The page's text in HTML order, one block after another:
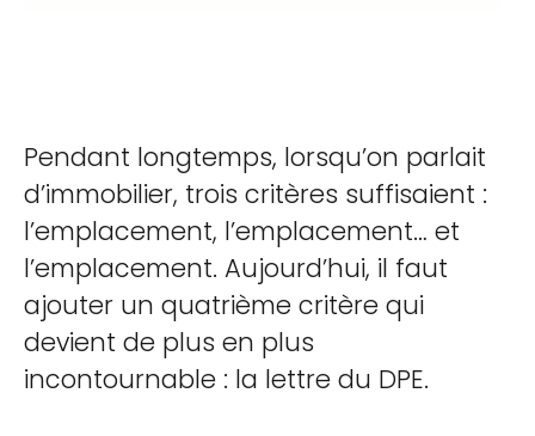
Pendant longtemps, lorsqu’on parlait
d’immobilier, trois critères suffisaient :
l’emplacement, l’emplacement… et
l’emplacement. Aujourd’hui, il faut
ajouter un quatrième critère qui
devient de plus en plus
incontournable : la lettre du DPE.